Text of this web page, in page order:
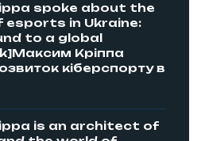
spoke about the
esports in Ukraine:
to a global
Кріппа
кіберспорту в
is an architect of